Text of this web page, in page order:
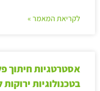
לקריאת המאמר »
אסטרטגיות חיתוך
בטכנולוגיות